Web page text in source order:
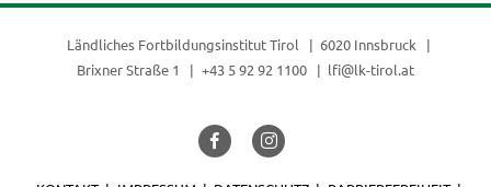
Ländliches Fortbildungsinstitut Tirol
6020 Innsbruck
Brixner Straße 1
+43 5 92 92 1100 lfi@lk-tirol.at